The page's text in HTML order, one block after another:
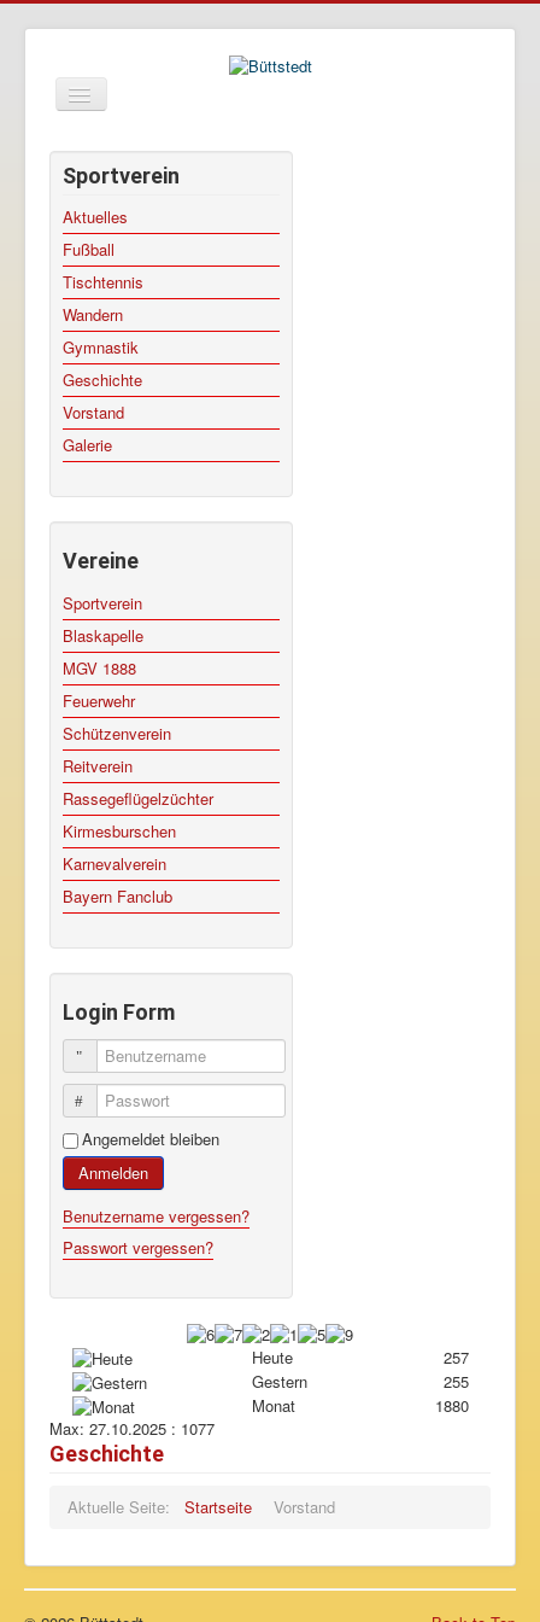
Toggle
Navigation
Büttstedt
Gemeinde
Kirche
Tourismus
Wirtschaft
Anfahrt
Datenschutz
Sportverein
Aktuelles
Fußball
Tischtennis
Wandern
Gymnastik
Geschichte
Vorstand
Galerie
Vereine
Sportverein
Blaskapelle
MGV 1888
Feuerwehr
Schützenverein
Reitverein
Rassegeflügelzüchter
Kirmesburschen
Karnevalverein
Bayern Fanclub
Login Form
Benutzername
Passwort
Angemeldet bleiben
Anmelden
Benutzername vergessen?
Passwort vergessen?
Heute
257
Gestern
255
Monat
1880
Max: 27.10.2025 : 1077
Geschichte
Aktuelle Seite: Startseite Vorstand